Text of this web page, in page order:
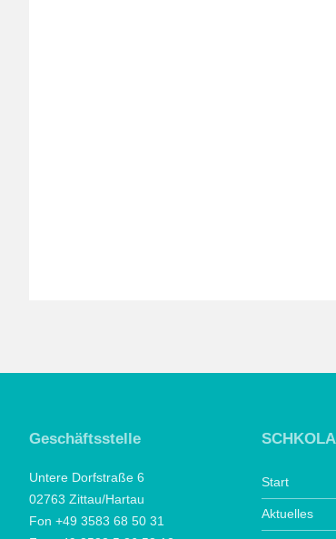
Geschäftsstelle
Untere Dorfstraße 6
02763 Zittau/Hartau
Fon +49 3583 68 50 31
SCHKOLA
Start
Aktuelles